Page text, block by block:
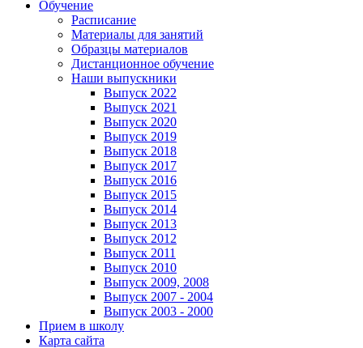
Обучение
Расписание
Материалы для занятий
Образцы материалов
Дистанционное обучение
Наши выпускники
Выпуск 2022
Выпуск 2021
Выпуск 2020
Выпуск 2019
Выпуск 2018
Выпуск 2017
Выпуск 2016
Выпуск 2015
Выпуск 2014
Выпуск 2013
Выпуск 2012
Выпуск 2011
Выпуск 2010
Выпуск 2009, 2008
Выпуск 2007 - 2004
Выпуск 2003 - 2000
Прием в школу
Карта сайта